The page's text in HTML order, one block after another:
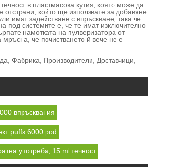
в пластмасова кутия, която може да
който ще използвате за добавяне
имат задействане с впръскване, така че
под системите е, че те имат изключително
намотката на пулверизатора от
че почистването й вече не е
Фабрика, Производители, Доставчици,
впръсквания
puffs 6000 pod
употреба, 15 ml течност